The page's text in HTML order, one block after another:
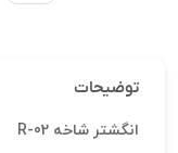
توضیحات
انگشتر شاخه R-02